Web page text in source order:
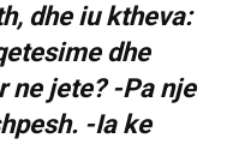
dhe iu ktheva:
dhe
ne jete? -Pa nje
-Ia ke